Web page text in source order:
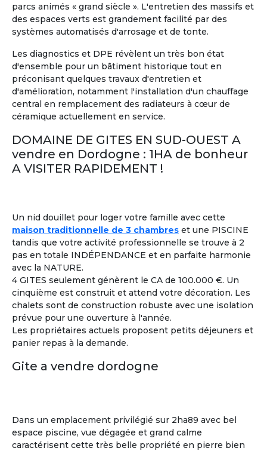
parcs animés « grand siècle ». L'entretien des massifs et
des espaces verts est grandement facilité par des
systèmes automatisés d'arrosage et de tonte.
Les diagnostics et DPE révèlent un très bon état
d'ensemble pour un bâtiment historique tout en
préconisant quelques travaux d'entretien et
d'amélioration, notamment l'installation d'un chauffage
central en remplacement des radiateurs à cœur de
céramique actuellement en service.
DOMAINE DE GITES EN SUD-OUEST A
vendre en Dordogne : 1HA de bonheur
A VISITER RAPIDEMENT !
Un nid douillet pour loger votre famille avec cette
maison traditionnelle de 3 chambres et une PISCINE
tandis que votre activité professionnelle se trouve à 2
pas en totale INDÉPENDANCE et en parfaite harmonie
avec la NATURE.
4 GITES seulement génèrent le CA de 100.000 €. Un
cinquième est construit et attend votre décoration. Les
chalets sont de construction robuste avec une isolation
prévue pour une ouverture à l'année.
Les propriétaires actuels proposent petits déjeuners et
panier repas à la demande.
Gite a vendre dordogne
Dans un emplacement privilégié sur 2ha89 avec bel
espace piscine, vue dégagée et grand calme
caractérisent cette très belle propriété en pierre bien
11
Maison Partagée
Marrakech, Maroc
A partir de1 750 €/mois
Voir les247 annonces
mois seulement.
Colouer Intégrer Habitat Partagé
Toulon France ± 30kms
Bonjour femme 60 ans dynamique
joyeuse recherche colocation